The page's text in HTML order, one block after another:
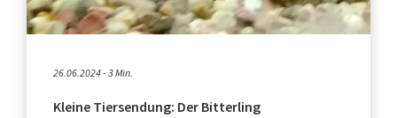
26.06.2024 - 3 Min.
Kleine Tiersendung: Der Bitterling